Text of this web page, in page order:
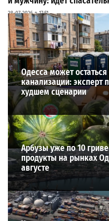
28-07-2026 в 17:51
ВИБОР РЕДАКЦИИ
Одесса может
канализации: эксперт
худшем сценарии
Арбузы уже по 10
продукты на рынках
августе